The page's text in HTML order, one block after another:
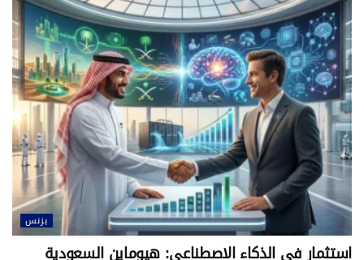
بزنس
استثمار في الذكاء الاصطناعي: هيوماين السعودية